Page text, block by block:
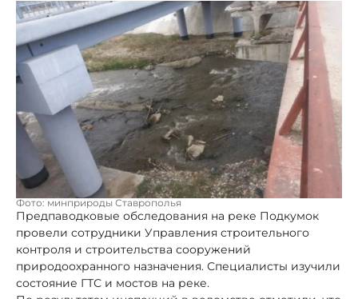
Фото: минприроды Ставрополья
Предпаводковые обследования на реке Подкумок
провели сотрудники Управления строительного
контроля и строительства сооружений
природоохранного назначения. Специалисты изучили
состояние ГТС и мостов на реке.